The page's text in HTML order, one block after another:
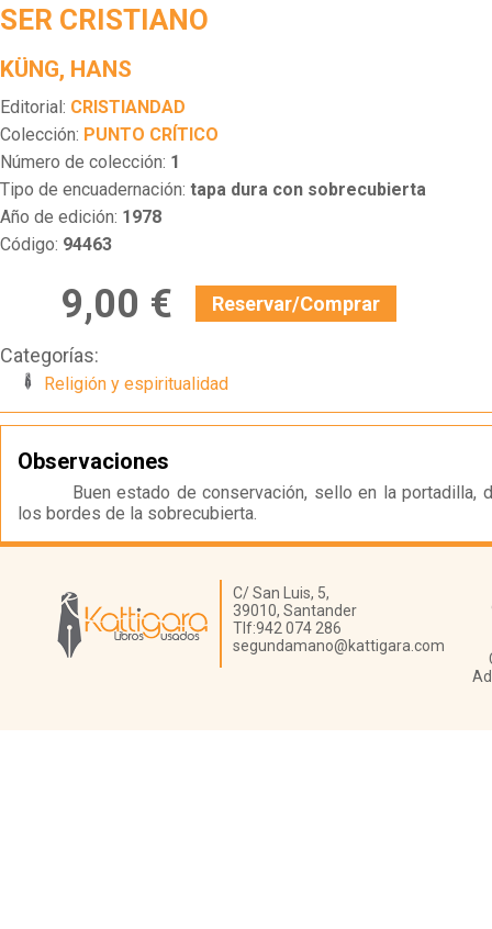
SER CRISTIANO
KÜNG, HANS
Editorial: CRISTIANDAD
Colección: PUNTO CRÍTICO
Número de colección: 1
Tipo de encuadernación: tapa dura con sobrecubierta
Año de edición: 1978
Código: 94463
9,00 € Reservar/Comprar
Categorías:
Religión y espiritualidad
Observaciones
Buen estado de conservación, sello en la portadilla,
los bordes de la sobrecubierta.
Librería Kattigara
C/ San Luis, 5,
39010, Santander
Tlf:942 074 286
segundamano@kattigara.com